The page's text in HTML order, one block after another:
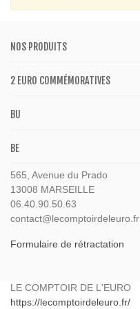
NOS PRODUITS
2 EURO COMMÉMORATIVES
BU
BE
565, Avenue du Prado
13008 MARSEILLE
06.40.90.50.63
contact@lecomptoirdeleuro.fr
Formulaire de rétractation
LE COMPTOIR DE L'EURO
https://lecomptoirdeleuro.fr/